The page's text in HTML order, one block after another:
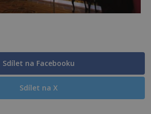
Sdílet na Facebooku
Sdílet na X